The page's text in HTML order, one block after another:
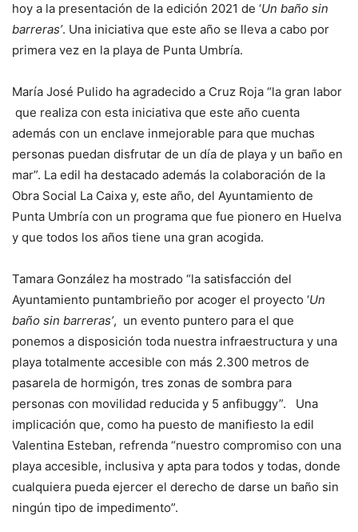
hoy a la presentación de la edición 2021 de ‘Un baño sin
barreras’. Una iniciativa que este año se lleva a cabo por
primera vez en la playa de Punta Umbría.
María José Pulido ha agradecido a Cruz Roja “la gran labor
que realiza con esta iniciativa que este año cuenta
además con un enclave inmejorable para que muchas
personas puedan disfrutar de un día de playa y un baño en
mar”. La edil ha destacado además la colaboración de la
Obra Social La Caixa y, este año, del Ayuntamiento de
Punta Umbría con un programa que fue pionero en Huelva
y que todos los años tiene una gran acogida.
Tamara González ha mostrado “la satisfacción del
Ayuntamiento puntambrieño por acoger el proyecto ‘Un
baño sin barreras’, un evento puntero para el que
ponemos a disposición toda nuestra infraestructura y una
playa totalmente accesible con más 2.300 metros de
pasarela de hormigón, tres zonas de sombra para
personas con movilidad reducida y 5 anfibuggy”. Una
implicación que, como ha puesto de manifiesto la edil
Valentina Esteban, refrenda “nuestro compromiso con una
playa accesible, inclusiva y apta para todos y todas, donde
cualquiera pueda ejercer el derecho de darse un baño sin
ningún tipo de impedimento”.